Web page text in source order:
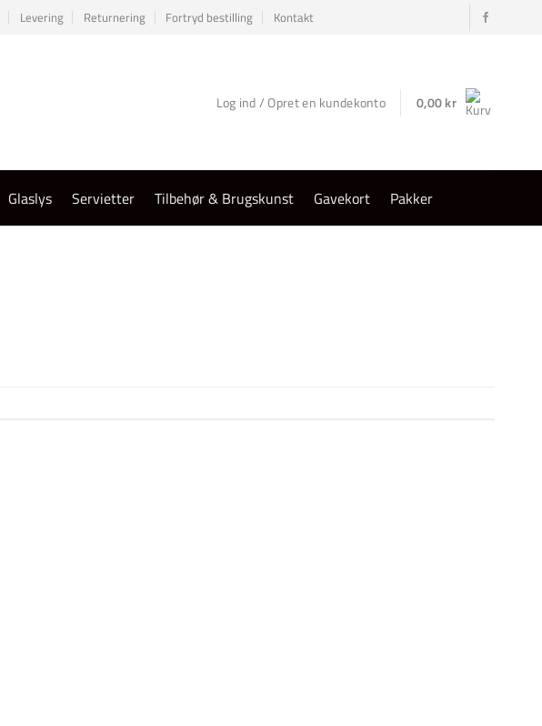
Levering Returnering Fortryd bestilling Kontakt
Log ind / Opret en kundekonto 0,00kr
Glaslys Servietter Tilbehør & Brugskunst Gavekort Pakker